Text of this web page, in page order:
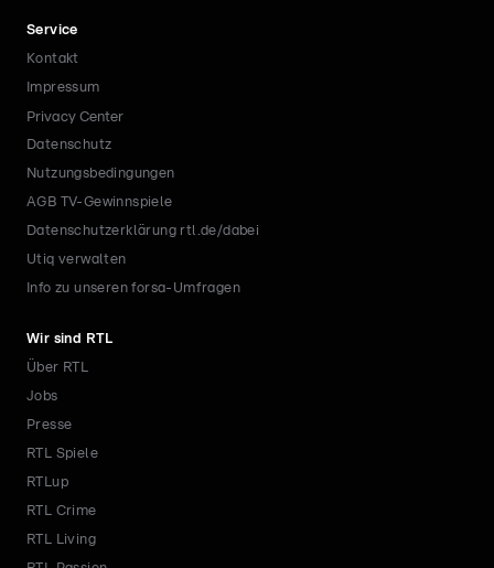
Service
Kontakt
Impressum
Privacy Center
Datenschutz
Nutzungsbedingungen
AGB TV-Gewinnspiele
Datenschutzerklärung rtl.de/dabei
Utiq verwalten
Info zu unseren forsa-Umfragen
Wir sind RTL
Über RTL
Jobs
Presse
RTL Spiele
RTLup
RTL Crime
RTL Living